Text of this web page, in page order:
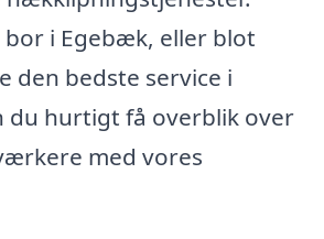
bor i Egebæk, eller blot
den bedste service i
du hurtigt få overblik over
med vores